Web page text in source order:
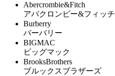
Abercrombie&Fitch
アバクロンビー&フィッチ
Burberry
バーバリー
BIGMAC
ビッグマック
BrooksBrothers
ブルックスブラザーズ